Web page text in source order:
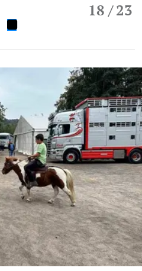
18 / 23